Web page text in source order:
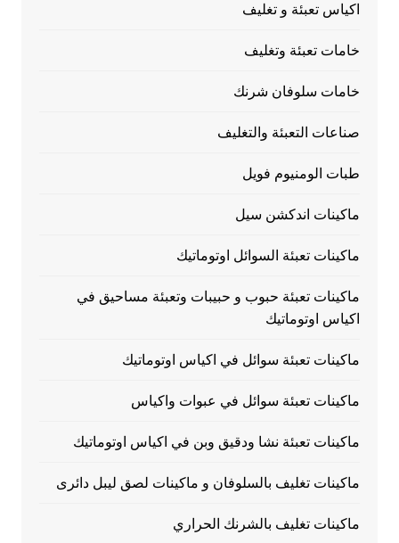
اكياس تعبئة و تغليف
خامات تعبئة وتغليف
خامات سلوفان شرنك
صناعات التعبئة والتغليف
طبات الومنيوم فويل
ماكينات اندكشن سيل
ماكينات تعبئة السوائل اوتوماتيك
ماكينات تعبئة حبوب و حبيبات وتعبئة مساحيق في
اكياس اوتوماتيك
ماكينات تعبئة سوائل في اكياس اوتوماتيك
ماكينات تعبئة سوائل في عبوات واكياس
ماكينات تعبئة نشا ودقيق وبن في اكياس اوتوماتيك
ماكينات تغليف بالسلوفان و ماكينات لصق ليبل دائرى
ماكينات تغليف بالشرنك الحراري